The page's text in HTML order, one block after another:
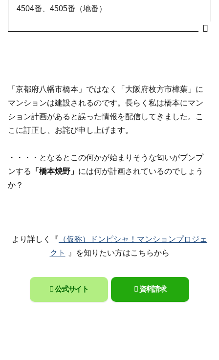
4504番、4505番（地番）
「京都府八幡市橋本」ではなく「大阪府枚方市樟葉」に
マンションは建設されるのです。長らく私は橋本にマン
ション計画があると誤った情報を配信してきました。こ
こに訂正し、お詫び申し上げます。
・・・・となるとこの何かが始まりそうな匂いがプンプ
ンする
「橋本焼野」 には何が計画されているのでしょう
か？
より詳しく『 （仮称）ドンピシャ！マンションプロジェ
クト
』を知りたい方はこちらから
公式サイト 資料請求